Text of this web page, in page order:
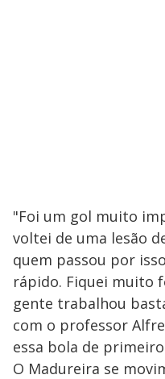
"Foi um gol muito
voltei de uma lesão
quem passou por
rápido. Fiquei muito
gente trabalhou
com o professor
essa bola de
O Madureira se